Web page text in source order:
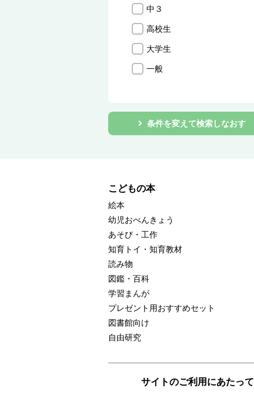
中３
高校生
大学生
一般
条件を変えて検索しなおす
こどもの本
絵本
幼児おべんきょう
あそび・工作
知育トイ・知育教材
読み物
図鑑・百科
学習まんが
プレゼント用おすすめセット
図書館向け
自由研究
サイトのご利用にあたって